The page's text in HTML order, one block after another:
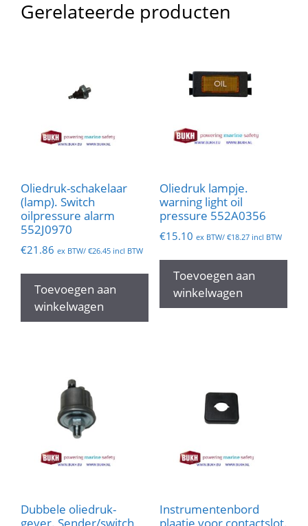
Gerelateerde producten
Oliedruk-schakelaar
(lamp). Switch
oilpressure alarm
552J0970
€21.86 ex BTW/ €26.45 incl BTW
Toevoegen aan
winkelwagen
Oliedruk lampje.
warning light oil
pressure 552A0356
€15.10 ex BTW/ €18.27incl BTW
Toevoegen aan
winkelwagen
Dubbele oliedruk-
gever. Sender/switch
Instrumentenbord
plaatje voor contactslot.